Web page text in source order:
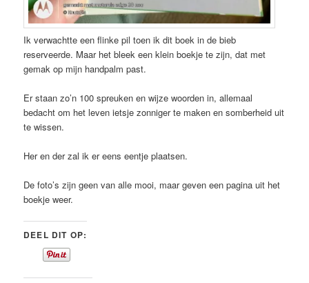
Ik verwachtte een flinke pil toen ik dit boek in de bieb
reserveerde. Maar het bleek een klein boekje te zijn, dat met
gemak op mijn handpalm past.
Er staan zo’n 100 spreuken en wijze woorden in, allemaal
bedacht om het leven ietsje zonniger te maken en somberheid uit
te wissen.
Her en der zal ik er eens eentje plaatsen.
De foto’s zijn geen van alle mooi, maar geven een pagina uit het
boekje weer.
DEEL DIT OP: